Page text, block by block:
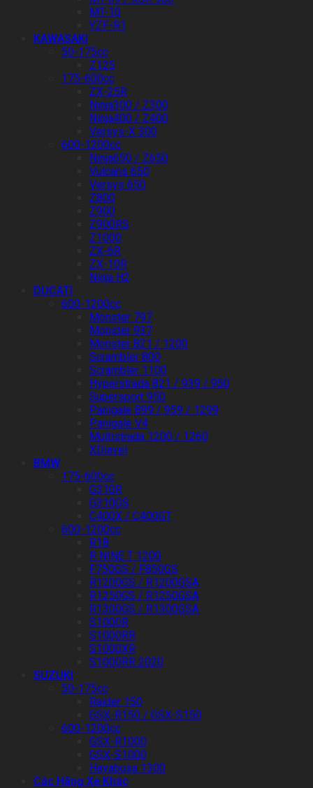
MT-10
YZF-R1
KAWASAKI
50-175cc
Z125
175-600cc
ZX-25R
Ninja300 / Z300
Ninja400 / Z400
Versys-X 300
600-1200cc
Ninja650 / Z650
Vulcans 650
Versys 650
Z800
Z900
Z900RS
Z1000
ZX-6R
ZX-10R
Ninja H2
DUCATI
600-1200cc
Monster 797
Monster 937
Monster 821 / 1200
Scrambler 800
Scrambler 1100
Hyperstrada 821 / 939 / 950
Supersport 950
Panigale 899 / 959 / 1299
Panigale V4
Multistrada 1200 / 1260
XDiavel
BMW
175-600cc
G310R
G310GS
C400X / C400GT
600-1200cc
R18
R NINE T 1200
F750GS / F850GS
R1200GS / R1200GSA
R1250GS / R1250GSA
R1300GS / R1300GSA
S1000R
S1000RR
S1000XR
S1000RR 2020
SUZUKI
50-175cc
Raider 150
GSX-R150 / GSX-S150
600-1200cc
GSX-R1000
GSX-S1000
Hayabusa 1300
Các Hãng Xe Khác